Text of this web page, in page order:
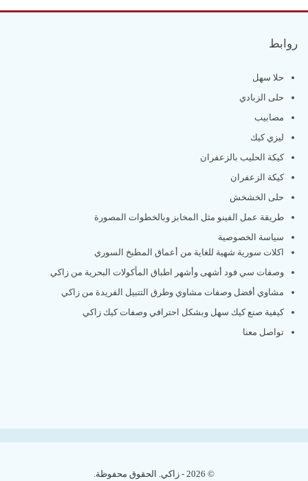
روابط
حلا سهل
حلى الزبادي
مصابيب
ليزي كيك
كيكة الحليب بالزعفران
كيكة الزعفران
حلى الخشخش
طريقة عمل الفينو مثل المخابز وبالخطوات المصورة
سياسة الخصوصية
اكلات سورية شهية للغاية من أعماق المطبخ السوري
وصفات سي فود أشهى وأشهر اطباق المأكولات البحرية من زاكي
مشاوي أفضل وصفات مشاوي وطرق التتبيل الفريدة من زاكي
كيفية صنع كيك سهل وبشكل احترافي وصفات كيك زاكي
تواصل معنا
© 2026 - زاكي. الحقوق محفوظة.